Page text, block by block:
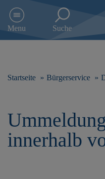
e
Menu Suche
Startseite Bürgerservice
innerhalb